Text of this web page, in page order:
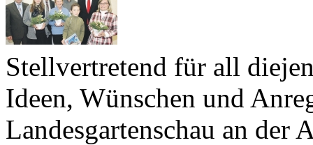
Stellvertretend für all
Ideen, Wünschen und
Landesgartenschau an der